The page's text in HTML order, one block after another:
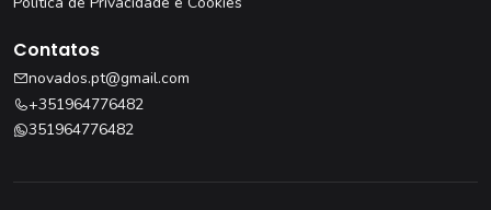
Contatos
novados.pt@gmail.com
+351964776482
351964776482